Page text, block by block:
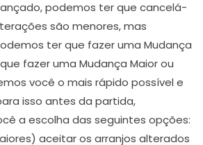
podemos ter que cancelá-
são menores, mas
ter que fazer uma Mudança
fazer uma Mudança Maior ou
você o mais rápido possível e
isso antes da partida,
a escolha das seguintes opções:
aceitar os arranjos alterados